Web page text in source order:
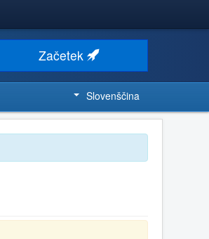
Začetek
Slovenščina